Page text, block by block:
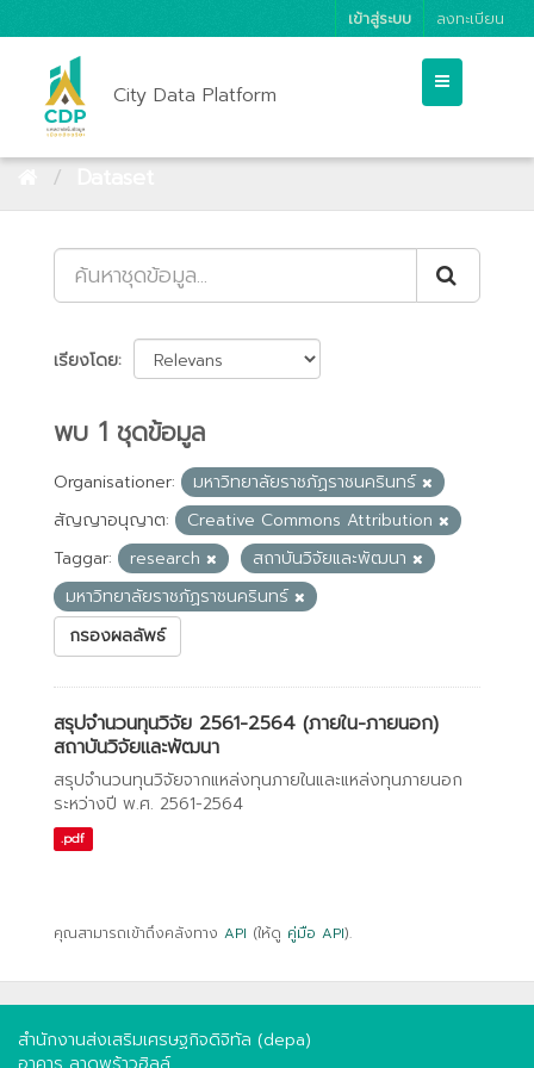
เข้าสู่ระบบ ลงทะเบียน
City Data Platform
เรียงโดย
พบ 1 ชุดข้อมูล
Organisationer:
มหาวิทยาลัยราชภัฏราชนครินทร์
สัญญาอนุญาต:
Creative Commons Attribution
Taggar:
research
สถาบันวิจัยและพัฒนา
มหาวิทยาลัยราชภัฏราชนครินทร์
กรองผลลัพธ์
สรุปจำนวนทุนวิจัย 2561-2564 (ภายใน-ภายนอก)
สถาบันวิจัยและพัฒนา
สรุปจำนวนทุนวิจัยจากแหล่งทุนภายในและแหล่งทุนภายนอก
ระหว่างปี พ.ศ. 2561-2564
.pdf
คุณสามารถเข้าถึงคลังทาง API (ให้ดู คู่มือ API).
สำนักงานส่งเสริมเศรษฐกิจดิจิทัล (depa)